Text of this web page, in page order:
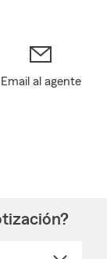
Email al agente